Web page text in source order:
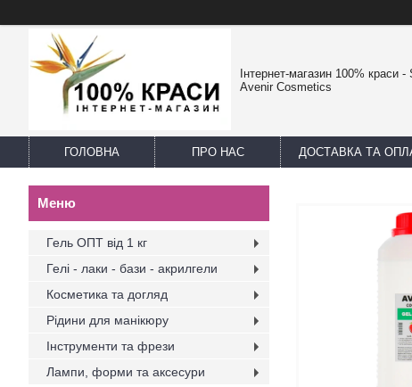
Інтернет-магазин 100% краси
Avenir Cosmetics
ГОЛОВНА ПРО НАС ДОСТАВКА ТА
Гель ОПТ від 1 кг
Гелі - лаки - бази - акрилгели
Косметика та догляд
Рідини для манікюру
Інструменти та фрези
Лампи, форми та аксесури